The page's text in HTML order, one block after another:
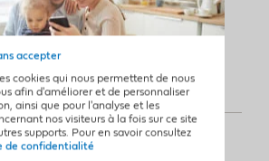
cookies qui nous permettent de nous
afin d'améliorer et de personnaliser
ainsi que pour l'analyse et les
nos visiteurs à la fois sur ce site
supports. Pour en savoir consultez
de confidentialité
accepter
vous dit ?